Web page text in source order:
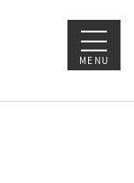
MENU